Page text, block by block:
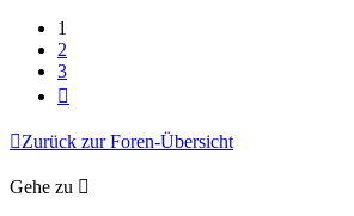
1
2
3
Zurück zur Foren-Übersicht
Gehe zu